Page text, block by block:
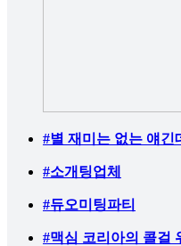
#별 재미는 없는 얘긴
#소개팅업체
#듀오미팅파티
#맥심 코리아의 콜걸